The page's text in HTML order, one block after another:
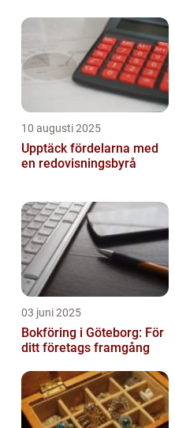
10 augusti 2025
Upptäck fördelarna med
en redovisningsbyrå
03 juni 2025
Bokföring i Göteborg: För
ditt företags framgång